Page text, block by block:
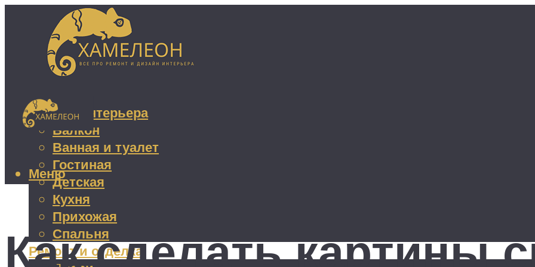
Дизайн интерьера
Балкон
Ванная и туалет
Гостиная
Детская
Кухня
Прихожая
Спальня
Ремонт и отделка
Меню
Как сделать картины